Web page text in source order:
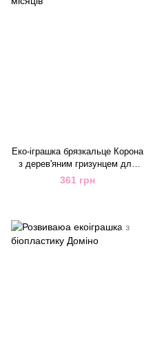
Еко-іграшка брязкальце Корона
з дерев'яним гризунцем для
діток від 0 місяців
361 грн